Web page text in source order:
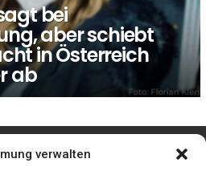
verwalten
bei
aber schiebt
in Österreich
ab
instagram